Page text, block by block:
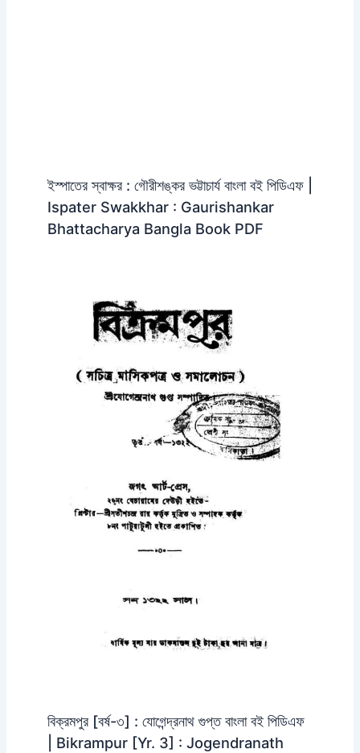
ইস্পাতের স্বাক্ষর : গৌরীশঙ্কর ভট্টাচার্য বাংলা বই পিডিএফ |
Ispater Swakkhar : Gaurishankar
Bhattacharya Bangla Book PDF
বিক্রমপুর [বর্ষ-৩] : যোগেন্দ্রনাথ গুপ্ত বাংলা বই পিডিএফ
| Bikrampur [Yr. 3] : Jogendranath